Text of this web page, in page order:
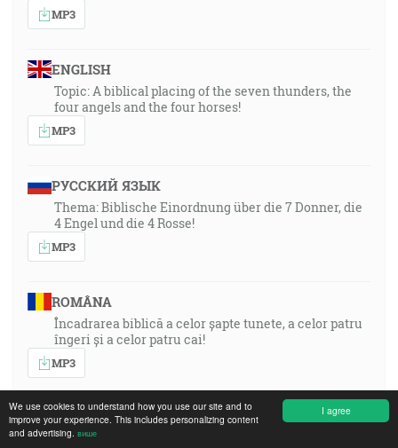
I agree
We use cookies to understand how you use our site and to
improve your experience. This includes personalizing content
and advertising. више
MP3
ENGLISH
Topic: A biblical placing of the seven thunders, the
four angels and the four horses!
MP3
РУССКИЙ ЯЗЫК
Thema: Biblische Einordnung über die 7 Donner, die
4 Engel und die 4 Rosse!
MP3
ROMÂNA
Încadrarea biblică a celor șapte tunete, a celor patru
îngeri și a celor patru cai!
MP3
DEUTSCH
Thema: Biblische Einordnung über die 7 Donner, die